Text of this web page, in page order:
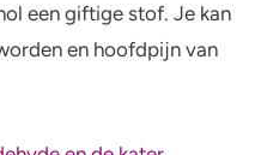
een giftige stof. Je kan
en hoofdpijn van